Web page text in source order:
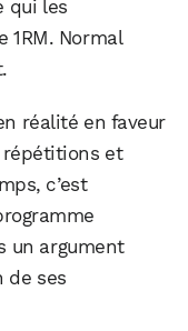
qui les
Normal
réalité en faveur
répétitions et
c’est
un argument
de ses